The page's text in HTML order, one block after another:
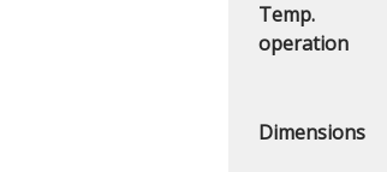
Temp.
operation
Dimensions